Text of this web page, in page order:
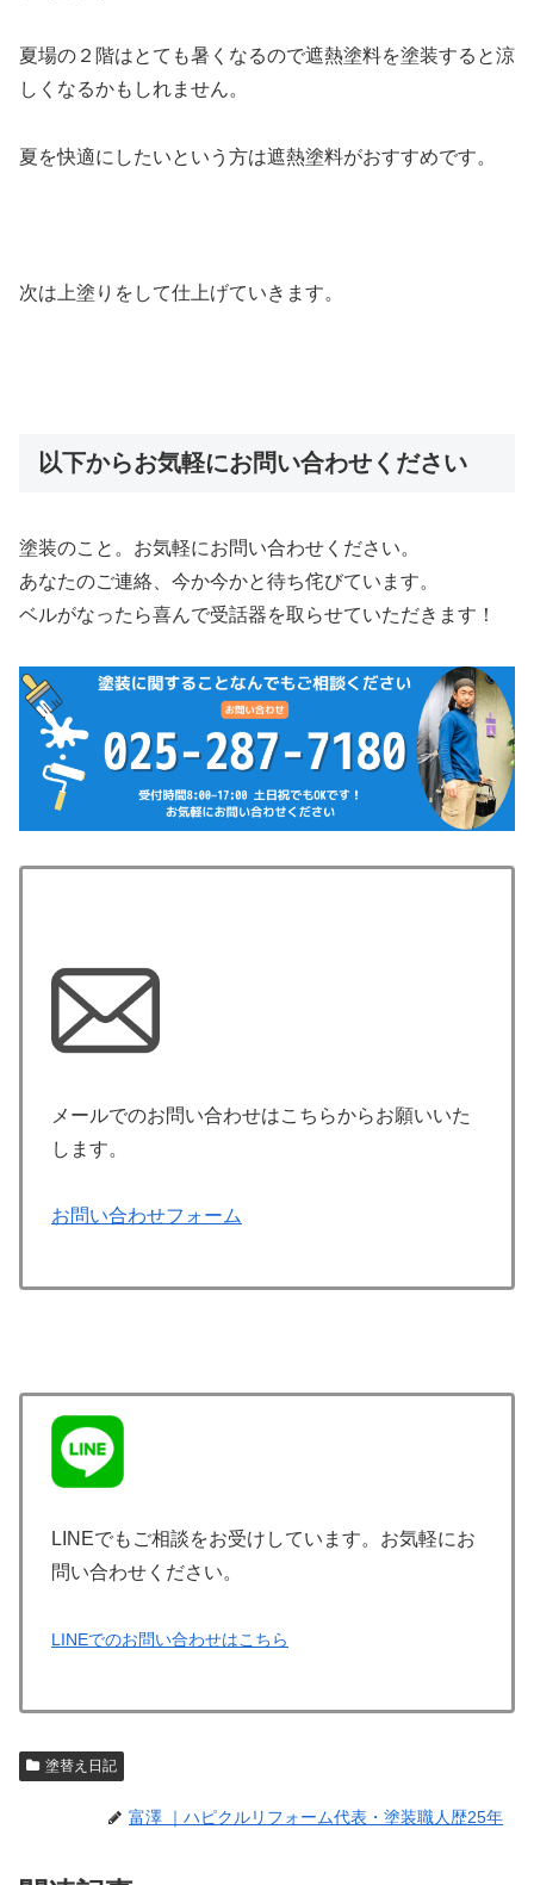
夏場の２階はとても暑くなるので遮熱塗料を塗装すると涼
しくなるかもしれません。
夏を快適にしたいという方は遮熱塗料がおすすめです。
次は上塗りをして仕上げていきます。
以下からお気軽にお問い合わせください
塗装のこと。お気軽にお問い合わせください。
あなたのご連絡、今か今かと待ち侘びています。
ベルがなったら喜んで受話器を取らせていただきます！
メールでのお問い合わせはこちらからお願いいた
します。
お問い合わせフォーム
LINEでもご相談をお受けしています。お気軽にお
問い合わせください。
LINEでのお問い合わせはこちら
塗替え日記
富澤 ｜ハピクルリフォーム代表・塗装職人歴25年